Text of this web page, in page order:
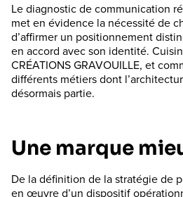
Le diagnostic de communication
met en évidence la nécessité de
d’affirmer un positionnement
en accord avec son identité.
CRÉATIONS GRAVOUILLE, et
différents métiers dont
désormais partie.
Une marque
De la définition de la stratégie de
en œuvre d’un dispositif